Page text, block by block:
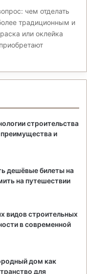
чем отделать
традиционным и
или оклейка
строительства
и
дешёвые билеты на
на путешествии
видов строительных
в современной
дом как
для